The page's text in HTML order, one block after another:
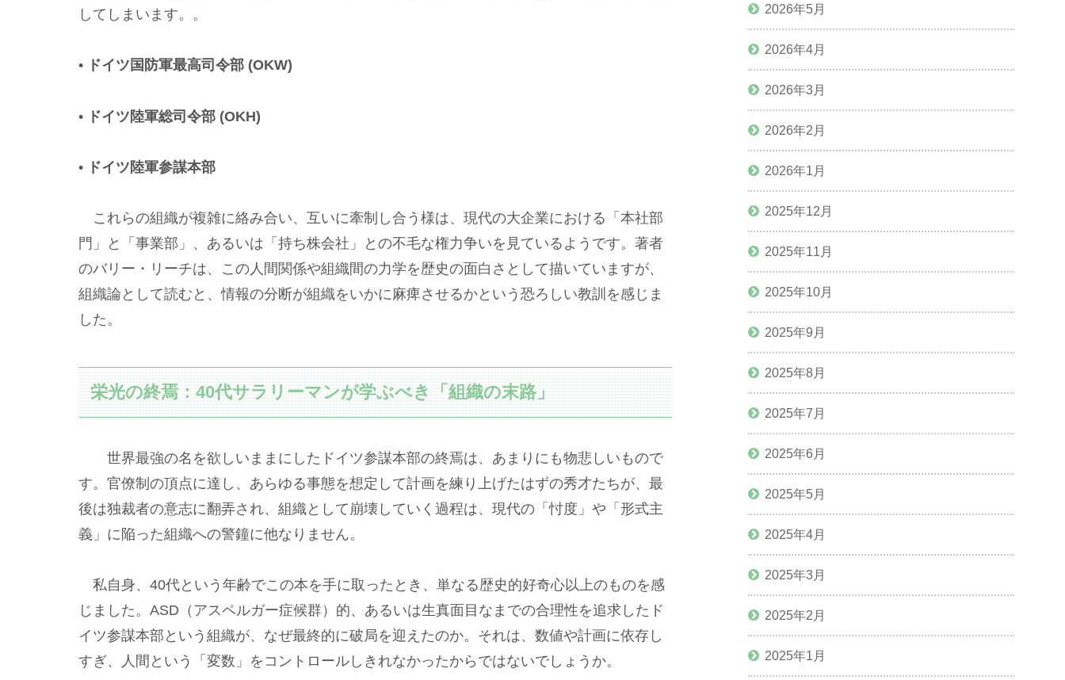
してしまいます。。
• ドイツ国防軍最高司令部 (OKW)
• ドイツ陸軍総司令部 (OKH)
• ドイツ陸軍参謀本部
これらの組織が複雑に絡み合い、互いに牽制し合う様は、現代の大企業における「本社部
門」と「事業部」、あるいは「持ち株会社」との不毛な権力争いを見ているようです。著者
のバリー・リーチは、この人間関係や組織間の力学を歴史の面白さとして描いていますが、
組織論として読むと、情報の分断が組織をいかに麻痺させるかという恐ろしい教訓を感じま
した。
栄光の終焉：40代サラリーマンが学ぶべき「組織の末路」
世界最強の名を欲しいままにしたドイツ参謀本部の終焉は、あまりにも物悲しいもので
す。官僚制の頂点に達し、あらゆる事態を想定して計画を練り上げたはずの秀才たちが、最
後は独裁者の意志に翻弄され、組織として崩壊していく過程は、現代の「忖度」や「形式主
義」に陥った組織への警鐘に他なりません。
私自身、40代という年齢でこの本を手に取ったとき、単なる歴史的好奇心以上のものを感
じました。ASD（アスペルガー症候群）的、あるいは生真面目なまでの合理性を追求したド
イツ参謀本部という組織が、なぜ最終的に破局を迎えたのか。それは、数値や計画に依存し
すぎ、人間という「変数」をコントロールしきれなかったからではないでしょうか。
2026年5月
2026年4月
2026年3月
2026年2月
2026年1月
2025年12月
2025年11月
2025年10月
2025年9月
2025年8月
2025年7月
2025年6月
2025年5月
2025年4月
2025年3月
2025年2月
2025年1月